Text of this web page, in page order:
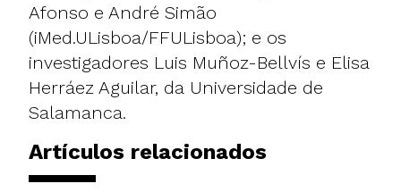
Afonso e André Simão
(iMed.ULisboa/FFULisboa); e os
investigadores Luis Muñoz-Bellvís e Elisa
Herráez Aguilar, da Universidade de
Salamanca.
Artículos relacionados